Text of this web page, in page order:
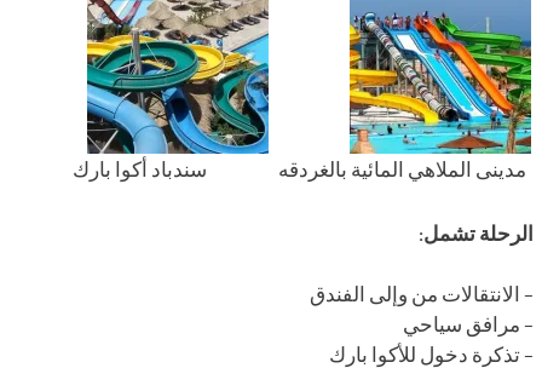
مدينى الملاهي المائية بالغردقه سندباد أكوا بارك
الرحلة تشمل:
– الانتقالات من وإلى الفندق
– مرافق سياحي
– تذكرة دخول للأكوا بارك